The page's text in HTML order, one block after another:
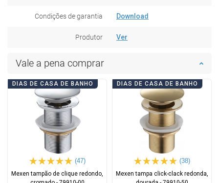
Condições de garantia Download
Produtor Ver
Vale a pena comprar
DIAS DE CASA DE BANHO
(47)
Mexen tampão de clique redondo,
DIAS DE CASA DE BANHO
(38)
Mexen tampa click-clack redonda,